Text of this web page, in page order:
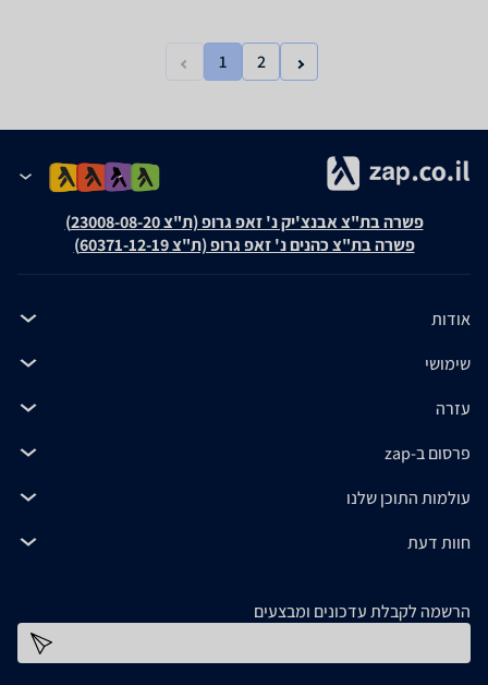
1 2
פשרה בת"צ אבנצ'יק נ' זאפ גרופ (ת"צ 23008-08-20)
פשרה בת"צ כהנים נ' זאפ גרופ (ת"צ 60371-12-19)
אודות
שימושי
עזרה
פרסום ב-zap
עולמות התוכן שלנו
חוות דעת
הרשמה לקבלת עדכונים ומבצעים